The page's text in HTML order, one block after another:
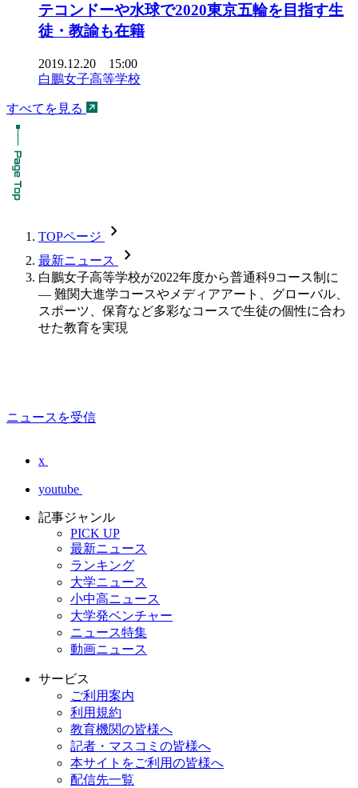
テコンドーや水球で2020東京五輪を目指す生
徒・教諭も在籍
2019.12.20 15:00
白鵬女子高等学校
すべてを見る
TOPページ chevron_forward
最新ニュース chevron_forward
白鵬女子高等学校が2022年度から普通科9コース制に
— 難関大進学コースやメディアアート、グローバル、
スポーツ、保育など多彩なコースで生徒の個性に合わ
せた教育を実現
ニュースを受信
x
youtube
記事ジャンル
PICK UP
最新ニュース
ランキング
大学ニュース
小中高ニュース
大学発ベンチャー
ニュース特集
動画ニュース
サービス
ご利用案内
利用規約
教育機関の皆様へ
記者・マスコミの皆様へ
本サイトをご利用の皆様へ
配信先一覧